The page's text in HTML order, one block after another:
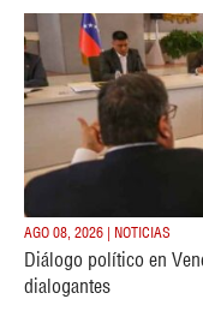
AGO 08, 2026 | NOTICIAS
Diálogo político en
dialogantes